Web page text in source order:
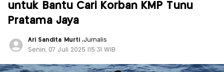
untuk Bantu Cari Korban KMP Tunu
Pratama Jaya
Ari Sandita Murti ,Jurnalis
Senin, 07 Juli 2025 |15:31 WIB